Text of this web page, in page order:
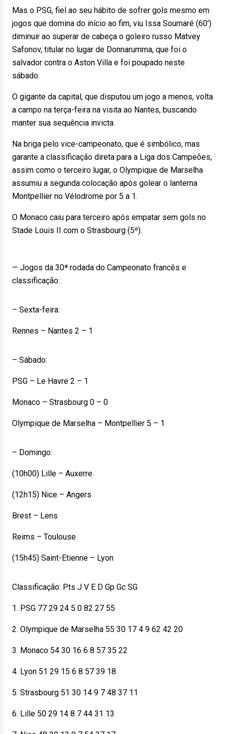
Mas o PSG, fiel ao seu hábito de sofrer gols mesmo em
jogos que domina do início ao fim, viu Issa Soumaré (60′)
diminuir ao superar de cabeça o goleiro russo Matvey
Safonov, titular no lugar de Donnarumma, que foi o
salvador contra o Aston Villa e foi poupado neste
sábado.
O gigante da capital, que disputou um jogo a menos, volta
a campo na terça-feira na visita ao Nantes, buscando
manter sua sequência invicta.
Na briga pelo vice-campeonato, que é simbólico, mas
garante a classificação direta para a Liga dos Campeões,
assim como o terceiro lugar, o Olympique de Marselha
assumiu a segunda colocação após golear o lanterna
Montpellier no Vélodrome por 5 a 1.
O Monaco caiu para terceiro após empatar sem gols no
Stade Louis II com o Strasbourg (5º).
— Jogos da 30ª rodada do Campeonato francês e
classificação:
– Sexta-feira:
Rennes – Nantes 2 – 1
– Sábado:
PSG – Le Havre 2 – 1
Monaco – Strasbourg 0 – 0
Olympique de Marselha – Montpellier 5 – 1
– Domingo:
(10h00) Lille – Auxerre
(12h15) Nice – Angers
Brest – Lens
Reims – Toulouse
(15h45) Saint-Etienne – Lyon
Classificação: Pts J V E D Gp Gc SG
1. PSG 77 29 24 5 0 82 27 55
2. Olympique de Marselha 55 30 17 4 9 62 42 20
3. Monaco 54 30 16 6 8 57 35 22
4. Lyon 51 29 15 6 8 57 39 18
5. Strasbourg 51 30 14 9 7 48 37 11
6. Lille 50 29 14 8 7 44 31 13